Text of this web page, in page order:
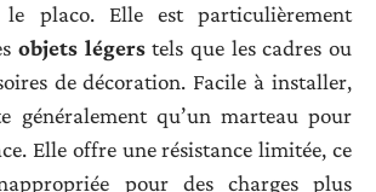
placo. Elle est particulièrement
objets légerstels que les cadres ou
de décoration. Facile à installer,
généralement qu’un marteau pour
Elle offre une résistance limitée, ce
pour des charges plus